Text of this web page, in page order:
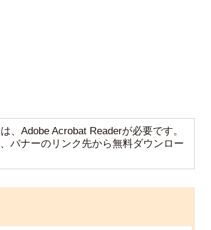
、Adobe Acrobat Readerが必要です。
バナーのリンク先から無料ダウンロー